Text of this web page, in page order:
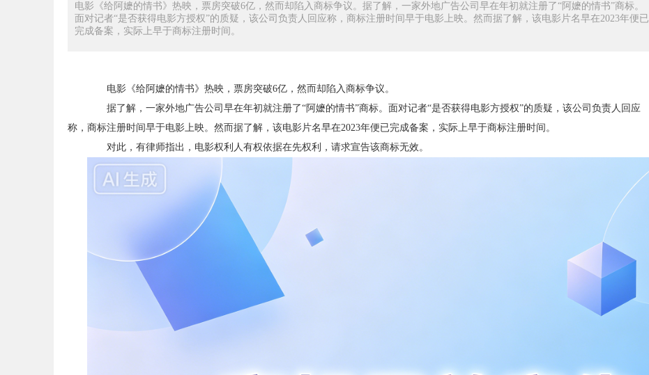
电影《给阿嬷的情书》热映，票房突破6亿，然而却陷入商标争议。据了解，一家外地广告公司早在年初就注册了“阿嬷的情书”商标。
面对记者“是否获得电影方授权”的质疑，该公司负责人回应称，商标注册时间早于电影上映。然而据了解，该电影片名早在2023年便已
完成备案，实际上早于商标注册时间。
电影《给阿嬷的情书》热映，票房突破6亿，然而却陷入商标争议。
据了解，一家外地广告公司早在年初就注册了“阿嬷的情书”商标。面对记者“是否获得电影方授权”的质疑，该公司负责人回应
称，商标注册时间早于电影上映。然而据了解，该电影片名早在2023年便已完成备案，实际上早于商标注册时间。
对此，有律师指出，电影权利人有权依据在先权利，请求宣告该商标无效。